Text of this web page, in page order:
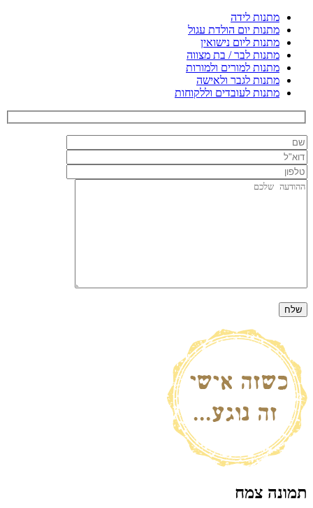
מתנות לידה
מתנות יום הולדת עגול
מתנות ליום נישואין
מתנות לבר / בת מצווה
מתנות למורים ולמורות
מתנות לגבר ולאישה
מתנות לעובדים וללקוחות
תמונה צמח